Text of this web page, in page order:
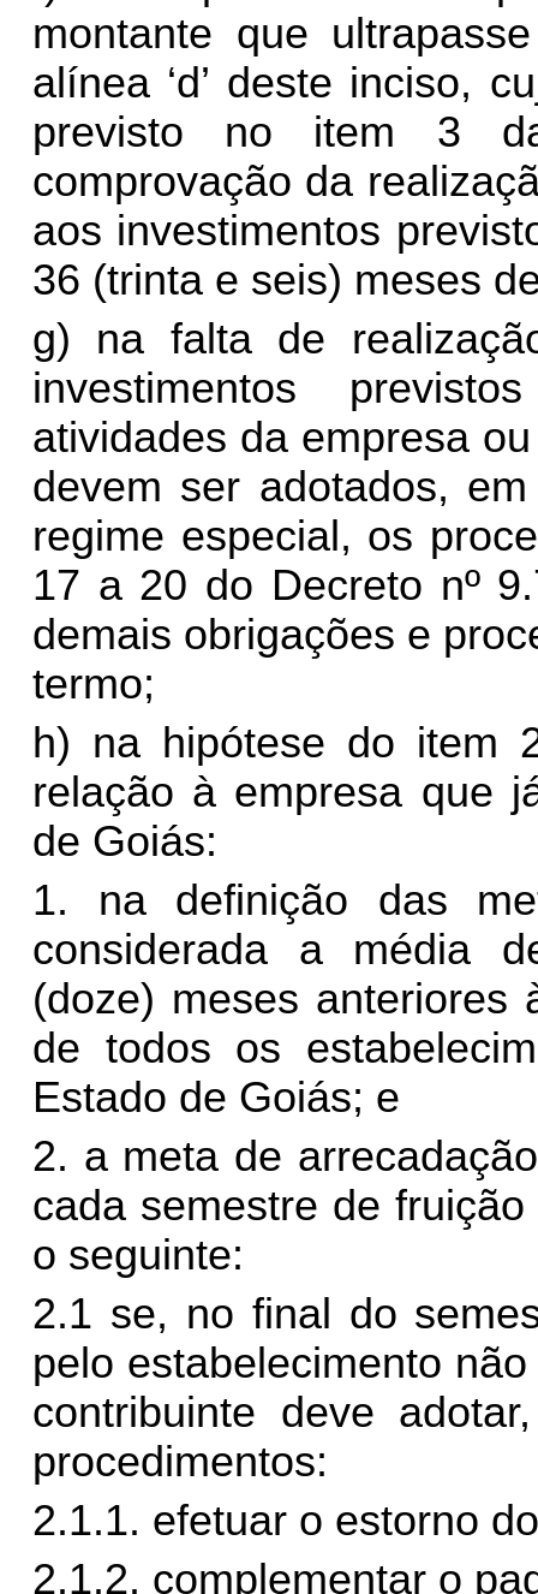
montante que
alínea ‘d’ deste inciso,
previsto no item 3
comprovação da
aos investimentos
36 (trinta e seis) meses
g) na falta de
investimentos
atividades da empresa
devem ser adotados,
regime especial, os
17 a 20 do Decreto nº
demais obrigações e
termo;
h) na hipótese do item
relação à empresa que
de Goiás:
1. na definição das
considerada a média
(doze) meses anteriores
de todos os
Estado de Goiás; e
2. a meta de
cada semestre de
o seguinte:
2.1 se, no final do
pelo estabelecimento
contribuinte deve
procedimentos:
2.1.1. efetuar o estorno
2.1.2. complementar o